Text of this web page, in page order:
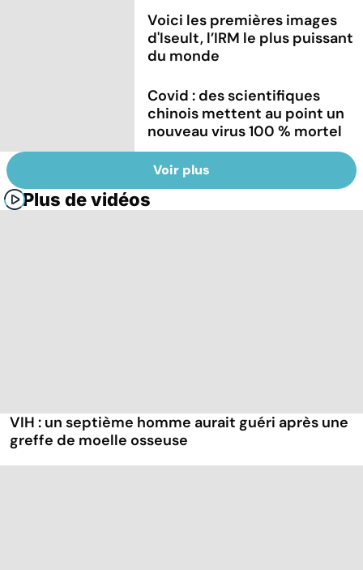
Voici les premières images
d'Iseult, l’IRM le plus puissant
du monde
Covid : des scientifiques
chinois mettent au point un
nouveau virus 100 % mortel
Voir plus
Plus de vidéos
VIH : un septième homme aurait guéri après une
greffe de moelle osseuse